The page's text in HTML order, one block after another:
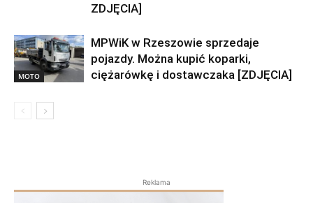
ZDJĘCIA]
MOTO
MPWiK w Rzeszowie sprzedaje
pojazdy. Można kupić koparki,
ciężarówkę i dostawczaka [ZDJĘCIA]
Reklama